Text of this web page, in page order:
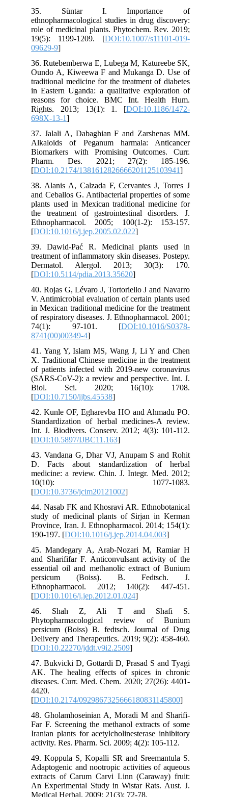
35. Süntar I. Importance of
ethnopharmacological studies in drug discovery:
role of medicinal plants. Phytochem. Rev. 2019;
19(5): 1199-1209. [DOI:10.1007/s11101-019-
09629-9
36. Rutebemberwa E, Lubega M, Katureebe SK,
Oundo A, Kiweewa F and Mukanga D. Use of
traditional medicine for the treatment of diabetes
in Eastern Uganda: a qualitative exploration of
reasons for choice. BMC Int. Health Hum.
Rights. 2013; 13(1): 1. [DOI:10.1186/1472-
698X-13-1
37. Jalali A, Dabaghian F and Zarshenas MM.
Alkaloids of Peganum harmala: Anticancer
Biomarkers with Promising Outcomes. Curr.
Pharm. Des. 2021; 27(2): 185-196.
[DOI:10.2174/1381612826666201125103941
38. Alanis A, Calzada F, Cervantes J, Torres J
and Ceballos G. Antibacterial properties of some
plants used in Mexican traditional medicine for
the treatment of gastrointestinal disorders. J.
Ethnopharmacol. 2005; 100(1-2): 153-157.
[DOI:10.1016/j.jep.2005.02.022
39. Dawid-Pać R. Medicinal plants used in
treatment of inflammatory skin diseases. Postepy.
Dermatol. Alergol. 2013; 30(3): 170.
[DOI:10.5114/pdia.2013.35620
40. Rojas G, Lévaro J, Tortoriello J and Navarro
V. Antimicrobial evaluation of certain plants used
in Mexican traditional medicine for the treatment
of respiratory diseases. J. Ethnopharmacol. 2001;
74(1): 97-101. [DOI:10.1016/S0378-
8741(00)00349-4
41. Yang Y, Islam MS, Wang J, Li Y and Chen
X. Traditional Chinese medicine in the treatment
of patients infected with 2019-new coronavirus
(SARS-CoV-2): a review and perspective. Int. J.
Biol. Sci. 2020; 16(10): 1708.
[DOI:10.7150/ijbs.45538
42. Kunle OF, Egharevba HO and Ahmadu PO.
Standardization of herbal medicines-A review.
Int. J. Biodivers. Conserv. 2012; 4(3): 101-112.
[DOI:10.5897/IJBC11.163
43. Vandana G, Dhar VJ, Anupam S and Rohit
D. Facts about standardization of herbal
medicine: a review. Chin. J. Integr. Med. 2012;
10(10): 1077-1083.
[DOI:10.3736/jcim20121002
44. Nasab FK and Khosravi AR. Ethnobotanical
study of medicinal plants of Sirjan in Kerman
Province, Iran. J. Ethnopharmacol. 2014; 154(1):
190-197. [DOI:10.1016/j.jep.2014.04.003
45. Mandegary A, Arab-Nozari M, Ramiar H
and Sharififar F. Anticonvulsant activity of the
essential oil and methanolic extract of Bunium
persicum (Boiss). B. Fedtsch. J.
Ethnopharmacol. 2012; 140(2): 447-451.
[DOI:10.1016/j.jep.2012.01.024
46. Shah Z, Ali T and Shafi S.
Phytopharmacological review of Bunium
persicum (Boiss) B. fedtsch. Journal of Drug
Delivery and Therapeutics. 2019; 9(2): 458-460.
[DOI:10.22270/jddt.v9i2.2509
47. Bukvicki D, Gottardi D, Prasad S and Tyagi
AK. The healing effects of spices in chronic
diseases. Curr. Med. Chem. 2020; 27(26): 4401-
4420.
[DOI:10.2174/0929867325666180831145800
48. Gholamhoseinian A, Moradi M and Sharifi-
Far F. Screening the methanol extracts of some
Iranian plants for acetylcholinesterase inhibitory
activity. Res. Pharm. Sci. 2009; 4(2): 105-112.
49. Koppula S, Kopalli SR and Sreemantula S.
Adaptogenic and nootropic activities of aqueous
extracts of Carum Carvi Linn (Caraway) fruit:
An Experimental Study in Wistar Rats. Aust. J.
Medical Herbal. 2009; 21(3): 72-78.